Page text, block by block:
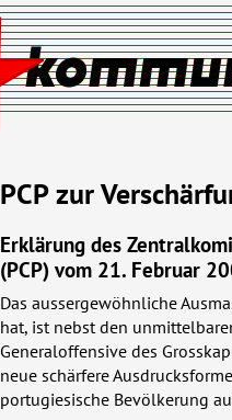
PCPzur
Erklärung des
(PCP) vom 21. Februar
Das aussergewöhnliche
hat, ist nebst den
Generaloffensive des
neue schärfere
portugiesische Bevölkerung